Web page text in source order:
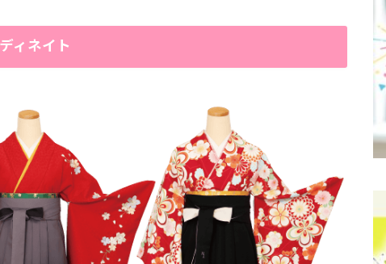
ィネイト